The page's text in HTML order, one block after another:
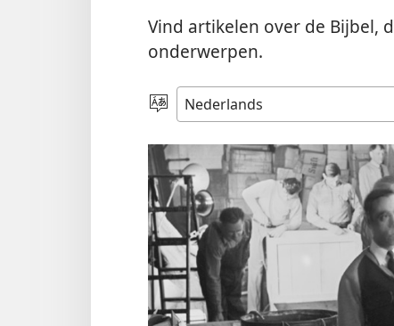
Vind artikelen over de Bijbel,
onderwerpen.
Taal
kiezen